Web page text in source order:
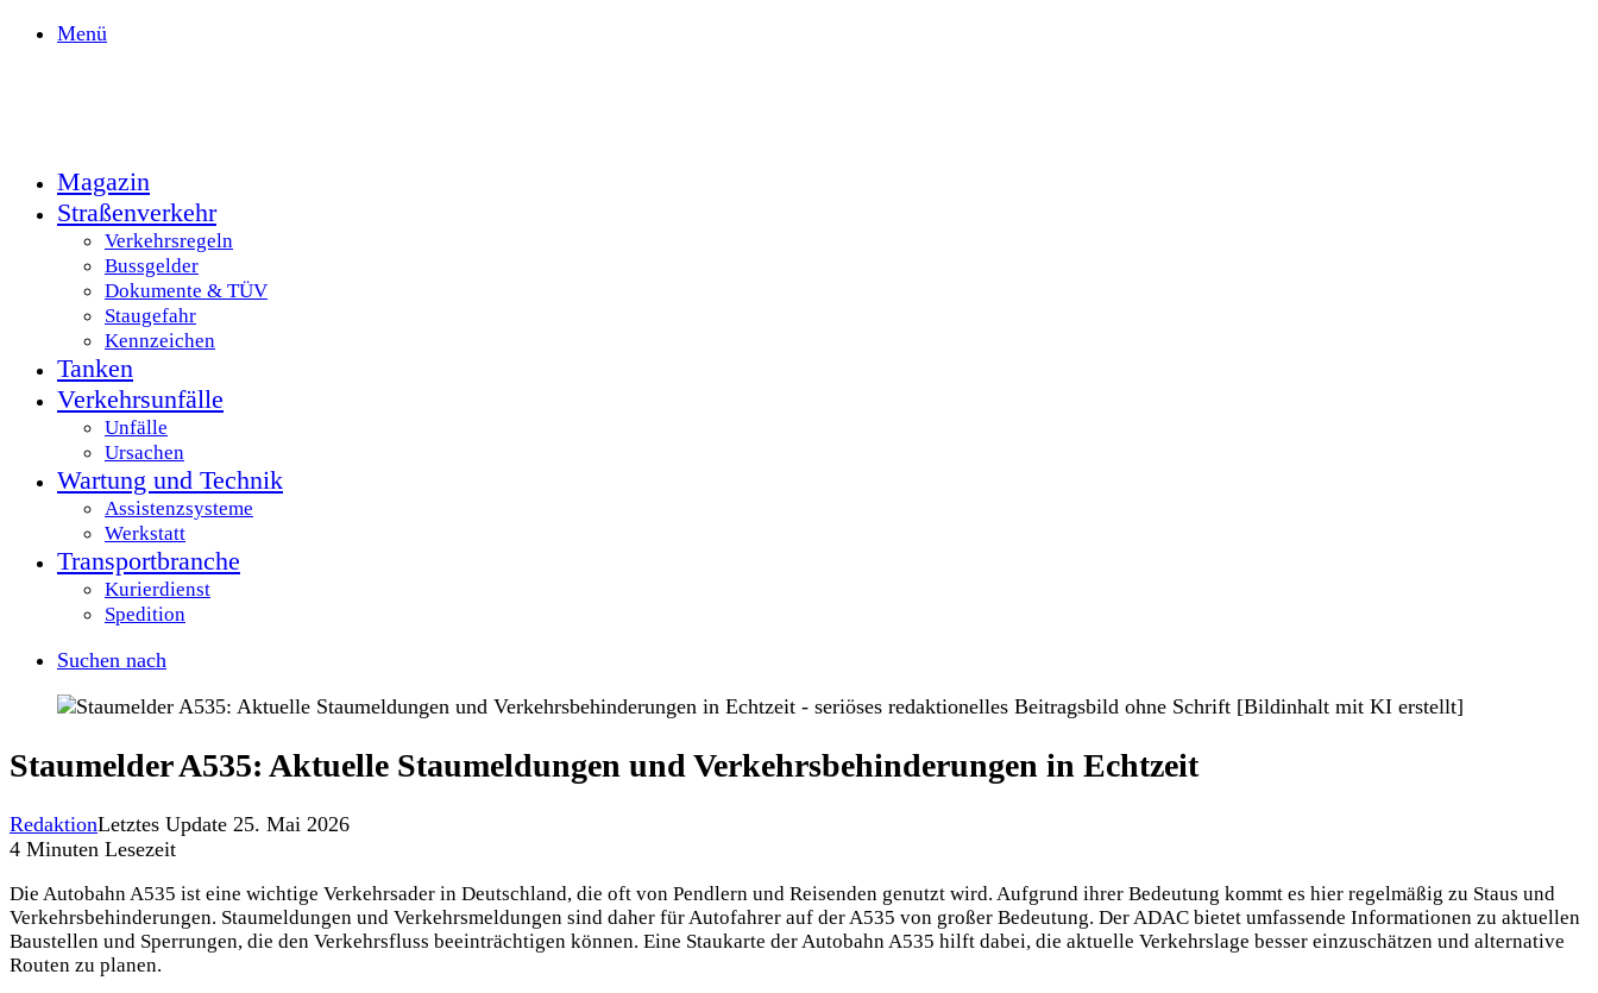
Menü
Magazin
Straßenverkehr
Verkehrsregeln
Bussgelder
Dokumente & TÜV
Staugefahr
Kennzeichen
Tanken
Verkehrsunfälle
Unfälle
Ursachen
Wartung und Technik
Assistenzsysteme
Werkstatt
Transportbranche
Kurierdienst
Spedition
Suchen nach
Staumelder A535: Aktuelle Staumeldungen und Verkehrsbehinderungen in Echtzeit
RedaktionLetztes Update 25. Mai 2026
4 Minuten Lesezeit
Die Autobahn A535 ist eine wichtige Verkehrsader in Deutschland, die oft von Pendlern und Reisenden genutzt wird. Aufgrund ihrer Bedeutung kommt es hier regelmäßig zu Staus und
Verkehrsbehinderungen. Staumeldungen und Verkehrsmeldungen sind daher für Autofahrer auf der A535 von großer Bedeutung. Der ADAC bietet umfassende Informationen zu aktuellen
Baustellen und Sperrungen, die den Verkehrsfluss beeinträchtigen können. Eine Staukarte der Autobahn A535 hilft dabei, die aktuelle Verkehrslage besser einzuschätzen und alternative
Routen zu planen.